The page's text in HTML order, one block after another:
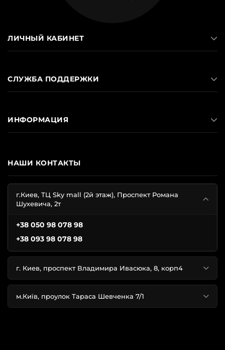
НАШИ КОНТАКТЫ
г.Киев, ТЦ Sky mall (2й этаж), Проспект Романа
Шухевича, 2т
+38 050 98 078 98
+38 093 98 078 98
г. Киев, проспект Владимира Ивасюка, 8, корп4
м.Київ, проулок Тараса Шевченка 7/1
ЛИЧНЫЙ КАБИНЕТ
СЛУЖБА ПОДДЕРЖКИ
ИНФОРМАЦИЯ